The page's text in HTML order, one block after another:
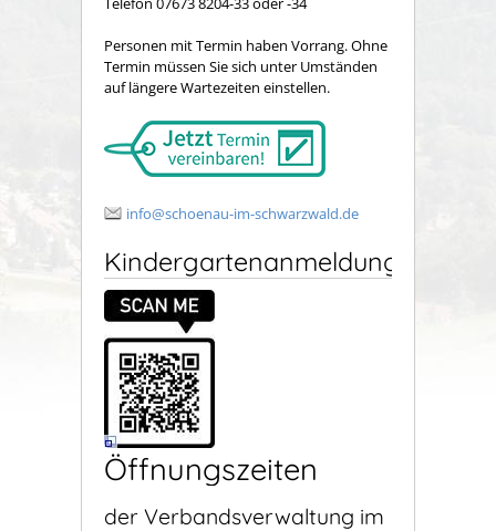
Personen mit Termin haben Vorrang. Ohne
Termin müssen Sie sich unter Umständen
auf längere Wartezeiten einstellen.
info@schoenau-im-schwarzwald.de
Kindergartenanmeldung
Öffnungszeiten
der Verbandsverwaltung im